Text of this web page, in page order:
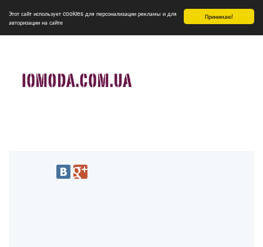
Принимаю!
Этот сайт использует cookies для персонализации рекламы и для
авторизации на сайте